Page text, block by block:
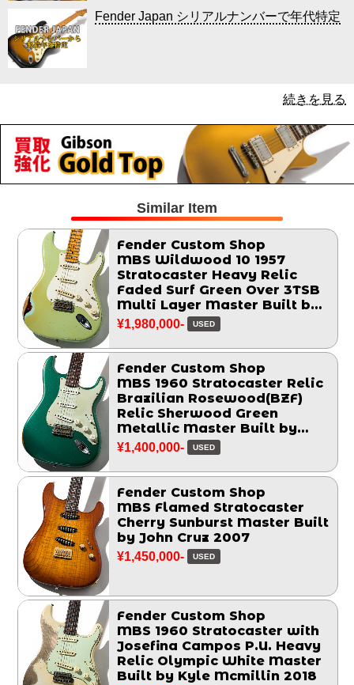
Fender Japan シリアルナンバーで年代特定
続きを見る
Similar Item
Fender Custom Shop
MBS Wildwood 10 1957
Stratocaster Heavy Relic
Faded Surf Green Over 3TSB
Multi Layer Master Built by
John Cruz 2014
¥1,980,000- USED
Fender Custom Shop
MBS 1960 Stratocaster Relic
Brazilian Rosewood(BZF)
Relic Sherwood Green
Metallic Master Built by
Chris Fleming 2006
¥1,400,000- USED
Fender Custom Shop
MBS Flamed Stratocaster
Cherry Sunburst Master Built
by John Cruz 2007
¥1,450,000- USED
Fender Custom Shop
MBS 1960 Stratocaster with
Josefina Campos P.U. Heavy
Relic Olympic White Master
Built by Kyle Mcmillin 2018